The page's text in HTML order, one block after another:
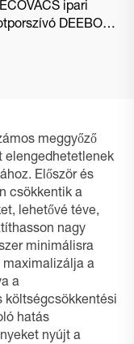
ECOVACS ipari
DEEBOT
meggyőző
elengedhetetlenek
Először és
csökkentik a
lehetővé téve,
nagy
minimálisra
maximalizálja a
a
költségcsökkentési
hatás
nyújt a